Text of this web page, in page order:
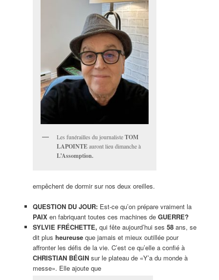
Les funérailles du journalisteTOM
LAPOINTEauront lieu dimanche à
L’Assomption.
empêchent de dormir sur nos deux oreilles.
QUESTION DU JOUR: Est-ce qu’on prépare vraiment la
PAIXen fabriquant toutes ces machines de GUERRE?
SYLVIE FRÉCHETTE, qui fête aujourd’hui ses 58ans, se
dit plus heureuseque jamais et mieux outillée pour
affronter les défis de la vie. C’est ce qu’elle a confié à
CHRISTIAN BÉGINsur le plateau de «Y’a du monde à
messe». Elle ajoute que